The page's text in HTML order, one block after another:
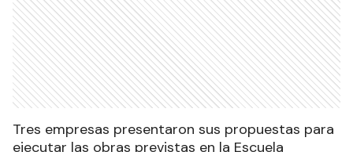
Tres empresas presentaron sus propuestas para
ejecutar las obras previstas en la Escuela